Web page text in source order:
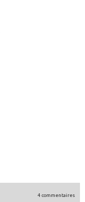
4 commentaires